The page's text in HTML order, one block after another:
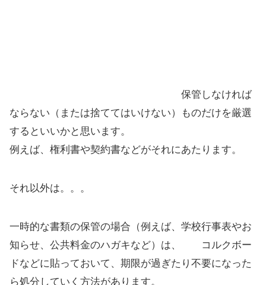
保管しなければ
ならない（または捨ててはいけない）ものだけを厳選
するといいかと思います。
例えば、権利書や契約書などがそれにあたります。
それ以外は。。。
一時的な書類の保管の場合（例えば、学校行事表やお
知らせ、公共料金のハガキなど）は、 コルクボー
ドなどに貼っておいて、期限が過ぎたり不要になった
ら処分していく方法があります。